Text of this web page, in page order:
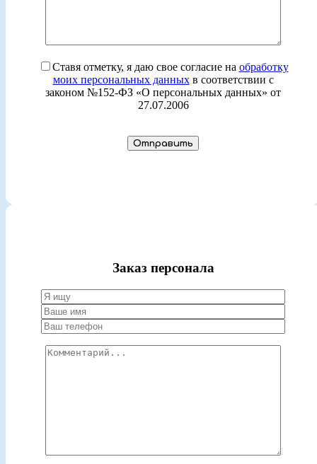
Ставя отметку, я даю свое согласие на обработку
моих персональных данныхв соответствии с
законом №152-ФЗ «О персональных данных» от
27.07.2006
Заказ персонала